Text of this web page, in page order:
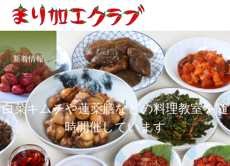
新着情報
白菜キ ムチや蓮薬膳などの料理教室を随
時開催しています